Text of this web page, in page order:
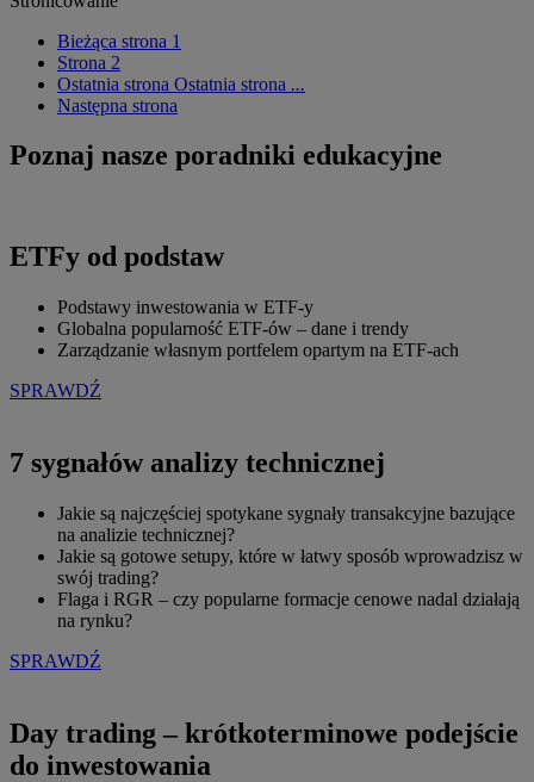
Bieżąca strona 1
Strona 2
Ostatnia strona Ostatnia strona ...
Następna strona
Poznaj nasze poradniki edukacyjne
ETFy od podstaw
Podstawy inwestowania w ETF-y
Globalna popularność ETF-ów – dane i trendy
Zarządzanie własnym portfelem opartym na ETF-ach
SPRAWDŹ
7 sygnałów analizy technicznej
Jakie są najczęściej spotykane sygnały transakcyjne bazujące
na analizie technicznej?
Jakie są gotowe setupy, które w łatwy sposób wprowadzisz w
swój trading?
Flaga i RGR – czy popularne formacje cenowe nadal działają
na rynku?
SPRAWDŹ
Day trading – krótkoterminowe podejście
do inwestowania